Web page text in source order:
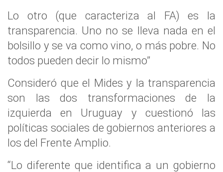
Lo otro (que caracteriza al FA) es la
transparencia. Uno no se lleva nada en el
bolsillo y se va como vino, o más pobre. No
todos pueden decir lo mismo”
Consideró que el Mides y la transparencia
son las dos transformaciones de la
izquierda en Uruguay y cuestionó las
políticas sociales de gobiernos anteriores a
los del Frente Amplio.
“Lo diferente que identifica a un gobierno